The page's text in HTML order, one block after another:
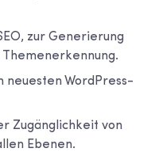
zur Generierung
Themenerkennung.
neuesten WordPress-
Zugänglichkeit von
Ebenen.